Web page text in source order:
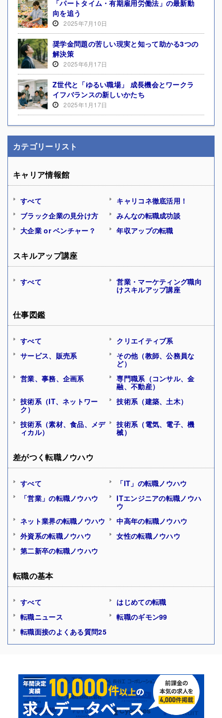
「パートタイム・有期雇用労働法」の最新動
向を追う
2025年7月10日
奨学金問題の苦しい現実と知って助かる3つの
解決策
2025年6月17日
Z世代と「ゆるい職場」 成長機会とワークラ
イフバランスの新しいかたち
2025年1月17日
カテゴリーリスト
キャリア情報館
すべて
キャリコネ徹底活用！
ブラック企業の見分け方
みんなの転職成功談
大企業 or ベンチャー？
年収アップの転職
スキルアップ講座
すべて
営業・マーケティング職向
けスキルアップ講座
仕事図鑑
すべて
クリエイティブ系
サービス、販売系
その他（教師、公務員な
ど）
営業、事務、企画系
専門職系（コンサル、金
融、不動産）
技術系（IT、ネットワー
ク）
技術系（建築、土木）
技術系（素材、食品、メデ
ィカル）
技術系（電気、電子、機
械）
差がつく転職ノウハウ
すべて
「IT」の転職ノウハウ
「営業」の転職ノウハウ
ITエンジニアの転職ノウハ
ウ
ネット業界の転職ノウハウ
中高年の転職ノウハウ
外資系の転職ノウハウ
女性の転職ノウハウ
第二新卒の転職ノウハウ
転職の基本
すべて
はじめての転職
転職ニュース
転職のギモン99
転職面接のよくある質問25